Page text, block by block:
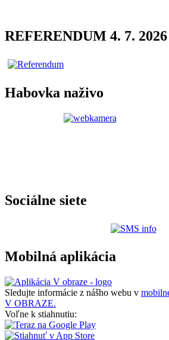
REFERENDUM 4. 7. 2026
Habovka naživo
Sociálne siete
Mobilná aplikácia
Sledujte informácie z nášho webu v
V OBRAZE.
Voľne k stiahnutiu: